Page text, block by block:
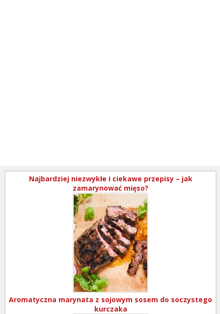
Najbardziej niezwykłe i ciekawe przepisy – jak
zamarynować mięso?
Aromatyczna marynata z sojowym sosem do soczystego
kurczaka